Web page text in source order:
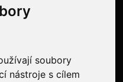
soubory
nástroje s cílem